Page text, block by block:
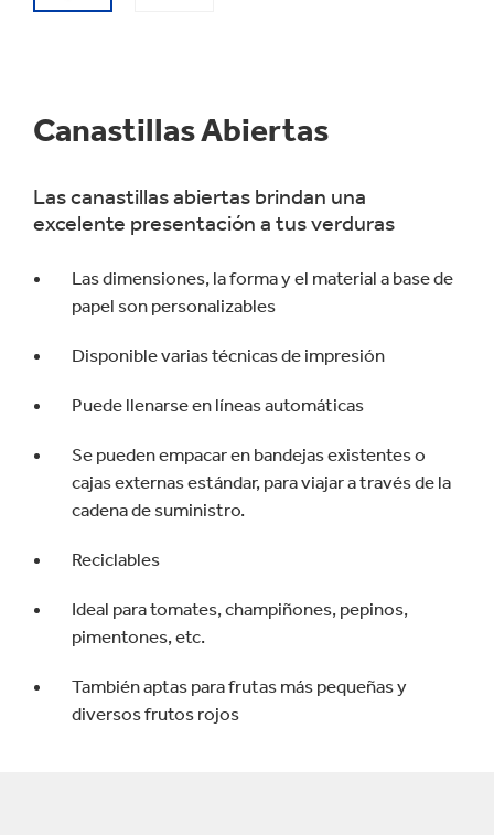
Canastillas Abiertas
Las canastillas abiertas brindan una
excelente presentación a tus verduras
Las dimensiones, la forma y el material a base de
papel son personalizables
Disponible varias técnicas de impresión
Puede llenarse en líneas automáticas
Se pueden empacar en bandejas existentes o
cajas externas estándar, para viajar a través de la
cadena de suministro.
Reciclables
Ideal para tomates, champiñones, pepinos,
pimentones, etc.
También aptas para frutas más pequeñas y
diversos frutos rojos